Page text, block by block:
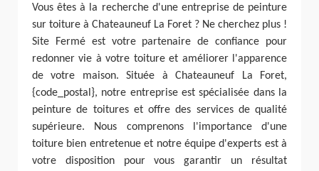
Vous êtes à la recherche d'une entreprise de peinture
sur toiture à Chateauneuf La Foret ? Ne cherchez plus !
Site Fermé est votre partenaire de confiance pour
redonner vie à votre toiture et améliorer l'apparence
de votre maison. Située à Chateauneuf La Foret,
{code_postal}, notre entreprise est spécialisée dans la
peinture de toitures et offre des services de qualité
supérieure. Nous comprenons l'importance d'une
toiture bien entretenue et notre équipe d'experts est à
votre disposition pour vous garantir un résultat